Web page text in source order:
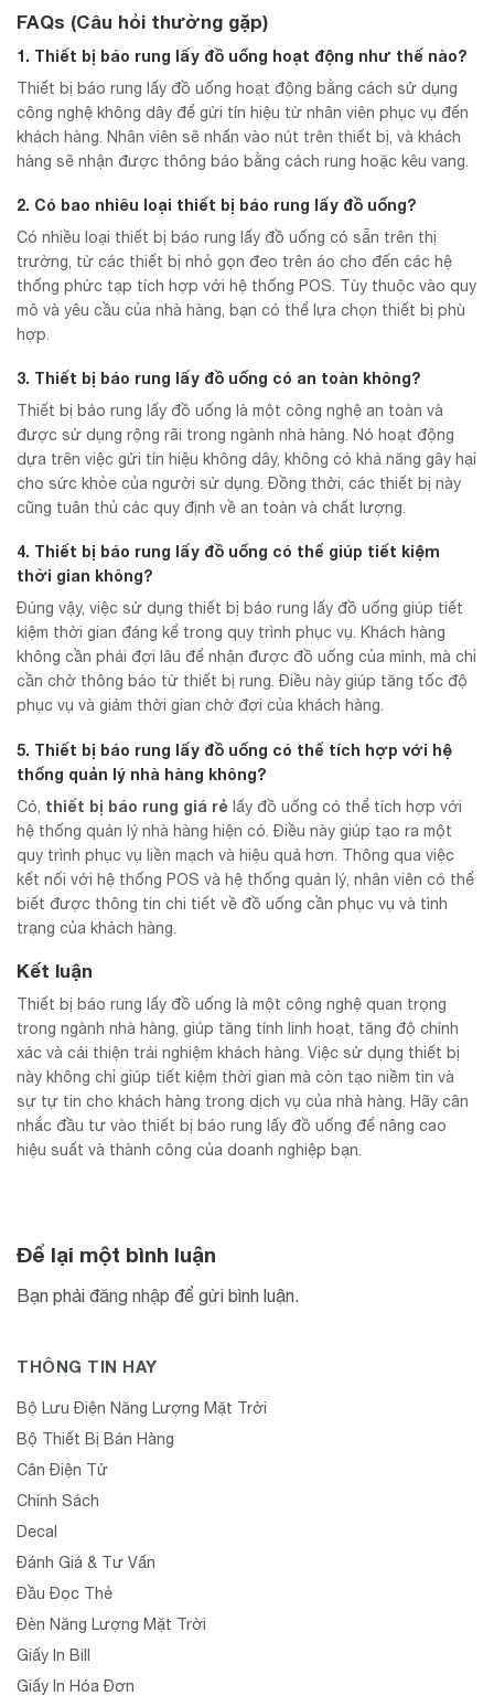
FAQs (Câu hỏi thường gặp)
1. Thiết bị báo rung lấy đồ uống hoạt động như thế nào?
Thiết bị báo rung lấy đồ uống hoạt động bằng cách sử dụng
công nghệ không dây để gửi tín hiệu từ nhân viên phục vụ đến
khách hàng. Nhân viên sẽ nhấn vào nút trên thiết bị, và khách
hàng sẽ nhận được thông báo bằng cách rung hoặc kêu vang.
2. Có bao nhiêu loại thiết bị báo rung lấy đồ uống?
Có nhiều loại thiết bị báo rung lấy đồ uống có sẵn trên thị
trường, từ các thiết bị nhỏ gọn đeo trên áo cho đến các hệ
thống phức tạp tích hợp với hệ thống POS. Tùy thuộc vào quy
mô và yêu cầu của nhà hàng, bạn có thể lựa chọn thiết bị phù
hợp.
3. Thiết bị báo rung lấy đồ uống có an toàn không?
Thiết bị báo rung lấy đồ uống là một công nghệ an toàn và
được sử dụng rộng rãi trong ngành nhà hàng. Nó hoạt động
dựa trên việc gửi tín hiệu không dây, không có khả năng gây hại
cho sức khỏe của người sử dụng. Đồng thời, các thiết bị này
cũng tuân thủ các quy định về an toàn và chất lượng.
4. Thiết bị báo rung lấy đồ uống có thể giúp tiết kiệm
thời gian không?
Đúng vậy, việc sử dụng thiết bị báo rung lấy đồ uống giúp tiết
kiệm thời gian đáng kể trong quy trình phục vụ. Khách hàng
không cần phải đợi lâu để nhận được đồ uống của mình, mà chỉ
cần chờ thông báo từ thiết bị rung. Điều này giúp tăng tốc độ
phục vụ và giảm thời gian chờ đợi của khách hàng.
5. Thiết bị báo rung lấy đồ uống có thể tích hợp với hệ
thống quản lý nhà hàng không?
Có, thiết bị báo rung giá rẻ lấy đồ uống có thể tích hợp với
hệ thống quản lý nhà hàng hiện có. Điều này giúp tạo ra một
quy trình phục vụ liền mạch và hiệu quả hơn. Thông qua việc
kết nối với hệ thống POS và hệ thống quản lý, nhân viên có thể
biết được thông tin chi tiết về đồ uống cần phục vụ và tình
trạng của khách hàng.
Kết luận
Thiết bị báo rung lấy đồ uống là một công nghệ quan trọng
trong ngành nhà hàng, giúp tăng tính linh hoạt, tăng độ chính
xác và cải thiện trải nghiệm khách hàng. Việc sử dụng thiết bị
này không chỉ giúp tiết kiệm thời gian mà còn tạo niềm tin và
sự tự tin cho khách hàng trong dịch vụ của nhà hàng. Hãy cân
nhắc đầu tư vào thiết bị báo rung lấy đồ uống để nâng cao
hiệu suất và thành công của doanh nghiệp bạn.
Để lại một bình luận
Bạn phải đăng nhập để gửi bình luận.
THÔNG TIN HAY
Bộ Lưu Điện Năng Lượng Mặt Trời
Bộ Thiết Bị Bán Hàng
Cân Điện Tử
Chính Sách
Decal
Đánh Giá & Tư Vấn
Đầu Đọc Thẻ
Đèn Năng Lượng Mặt Trời
Giấy In Bill
Giấy In Hóa Đơn